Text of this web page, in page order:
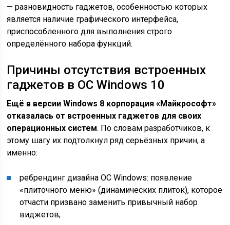
— разновидность гаджетов, особенностью которых
является наличие графического интерфейса,
приспособленного для выполнения строго
определённого набора функций.
Причины отсутствия встроенных
гаджетов в ОС Windows 10
Ещё в версии Windows 8 корпорация «Майкрософт»
отказалась от встроенных гаджетов для своих
операционных систем. По словам разработчиков, к
этому шагу их подтолкнул ряд серьёзных причин, а
именно:
ребрендинг дизайна ОС Windows: появление
«плиточного меню» (динамических плиток), которое
отчасти призвано заменить привычный набор
виджетов;